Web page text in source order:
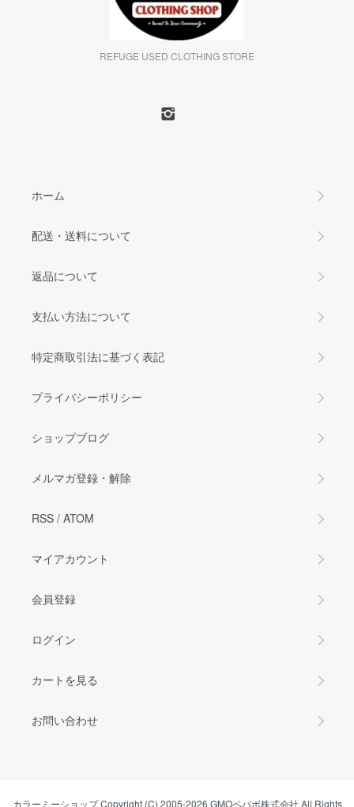
REFUGE USED CLOTHING STORE
ホーム
配送・送料について
返品について
支払い方法について
特定商取引法に基づく表記
プライバシーポリシー
ショップブログ
メルマガ登録・解除
RSS / ATOM
マイアカウント
会員登録
ログイン
カートを見る
お問い合わせ
カラーミーショップCopyright (C) 2005-2026 GMOペパボ株式会社 All Rights